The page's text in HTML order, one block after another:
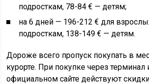
подросткам, 78-84 € — детям;
на 6 дней — 196-212 € для
подросткам, 138-149 € — детям.
Дороже всего пропуск покупать в
курорте. При покупке через терминал
официальном сайте действуют